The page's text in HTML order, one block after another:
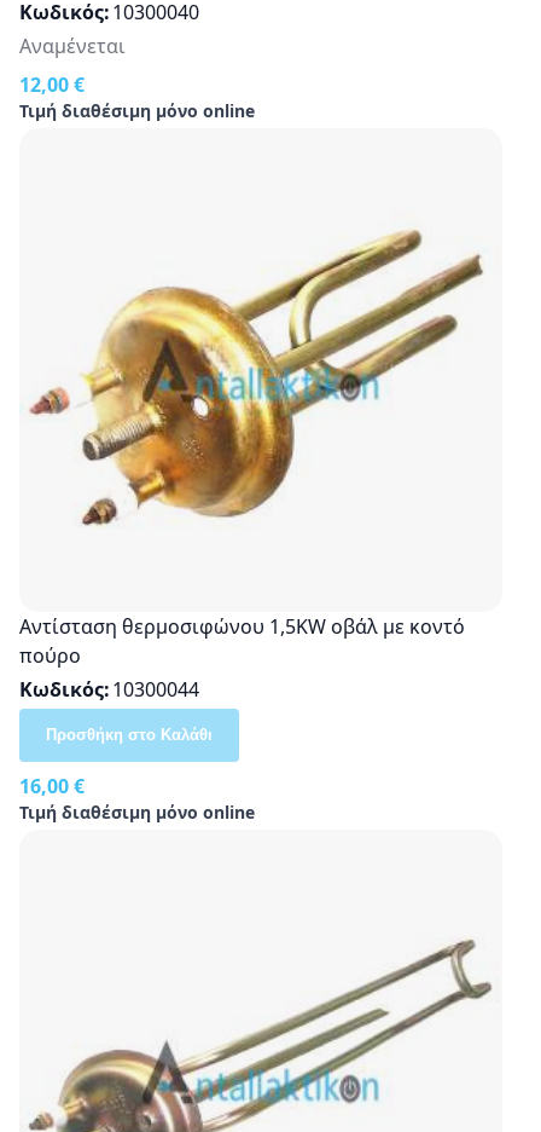
Κωδικός 10300040
12,00 €
Τιμή διαθέσιμη μόνο online
Αναμένεται
Αντίσταση θερμοσιφώνου 1,5ΚW οβάλ με κοντό
πούρο
Κωδικός 10300044
16,00 €
Τιμή διαθέσιμη μόνο online
Προσθήκη στο Καλάθι